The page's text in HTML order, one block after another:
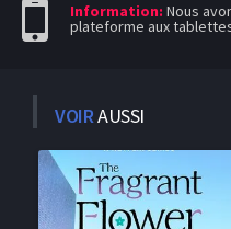
Information: Nous
plateforme aux
VOIRAUSSI